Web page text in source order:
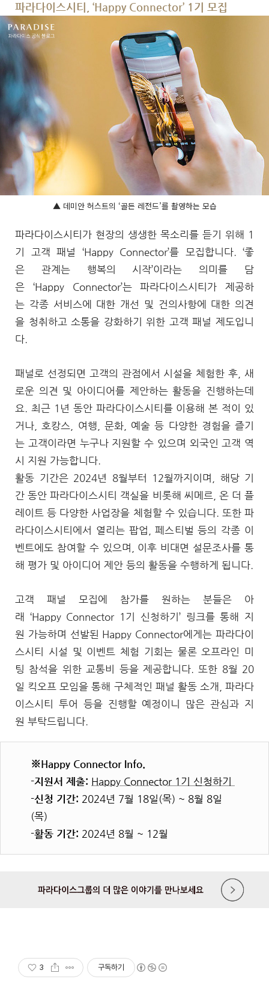
파라다이스시티, ‘Happy Connector’ 1기 모집
▲ 데미안 허스트의 ‘골든 레전드’를 촬영하는 모습
파라다이스시티가 현장의 생생한 목소리를 듣기 위해 1
기 고객 패널 ‘Happy Connector’를 모집합니다. ‘좋
은 관계는 행복의 시작’이라는 의미를 담
은 ‘Happy Connector’는 파라다이스시티가 제공하
는 각종 서비스에 대한 개선 및 건의사항에 대한 의견
을 청취하고 소통을 강화하기 위한 고객 패널 제도입니
다.
패널로 선정되면 고객의 관점에서 시설을 체험한 후, 새
로운 의견 및 아이디어를 제안하는 활동을 진행하는데
요. 최근 1년 동안 파라다이스시티를 이용해 본 적이 있
거나, 호캉스, 여행, 문화, 예술 등 다양한 경험을 즐기
는 고객이라면 누구나 지원할 수 있으며 외국인 고객 역
시 지원 가능합니다.
활동 기간은 2024년 8월부터 12월까지이며, 해당 기
간 동안 파라다이스시티 객실을 비롯해 씨메르, 온 더 플
레이트 등 다양한 사업장을 체험할 수 있습니다. 또한 파
라다이스시티에서 열리는 팝업, 페스티벌 등의 각종 이
벤트에도 참여할 수 있으며, 이후 비대면 설문조사를 통
해 평가 및 아이디어 제안 등의 활동을 수행하게 됩니다.
고객 패널 모집에 참가를 원하는 분들은 아
래 ‘Happy Connector 1기 신청하기’ 링크를 통해 지
원 가능하며 선발된 Happy Connector에게는 파라다이
스시티 시설 및 이벤트 체험 기회는 물론 오프라인 미
팅 참석을 위한 교통비 등을 제공합니다. 또한 8월 20
일 킥오프 모임을 통해 구체적인 패널 활동 소개, 파라다
이스시티 투어 등을 진행할 예정이니 많은 관심과 지
원 부탁드립니다.
※Happy Connector Info.
-지원서 제출: Happy Connector 1기 신청하기
-신청 기간: 2024년 7월 18일(목) ~ 8월 8일
(목)
-활동 기간: 2024년 8월 ~ 12월
3 구독하기